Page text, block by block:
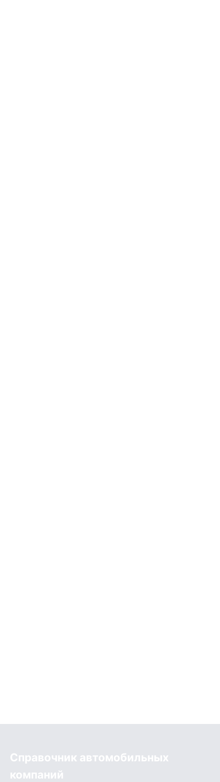
Справочник автомобильных
компаний